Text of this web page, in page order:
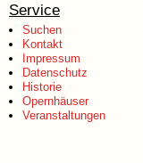
Service
Suchen
Kontakt
Impressum
Datenschutz
Historie
Opernhäuser
Veranstaltungen